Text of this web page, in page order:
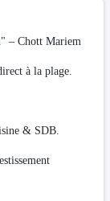
– Chott Mariem
à la plage.
& SDB.